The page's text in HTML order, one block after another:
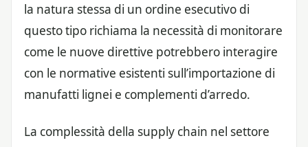
la natura stessa di un ordine esecutivo di
questo tipo richiama la necessità di monitorare
come le nuove direttive potrebbero interagire
con le normative esistenti sull’importazione di
manufatti lignei e complementi d’arredo.
La complessità della supply chain nel settore